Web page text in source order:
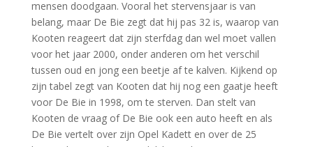
mensen doodgaan. Vooral het stervensjaar is van
belang, maar De Bie zegt dat hij pas 32 is, waarop van
Kooten reageert dat zijn sterfdag dan wel moet vallen
voor het jaar 2000, onder anderen om het verschil
tussen oud en jong een beetje af te kalven. Kijkend op
zijn tabel zegt van Kooten dat hij nog een gaatje heeft
voor De Bie in 1998, om te sterven. Dan stelt van
Kooten de vraag of De Bie ook een auto heeft en als
De Bie vertelt over zijn Opel Kadett en over de 25